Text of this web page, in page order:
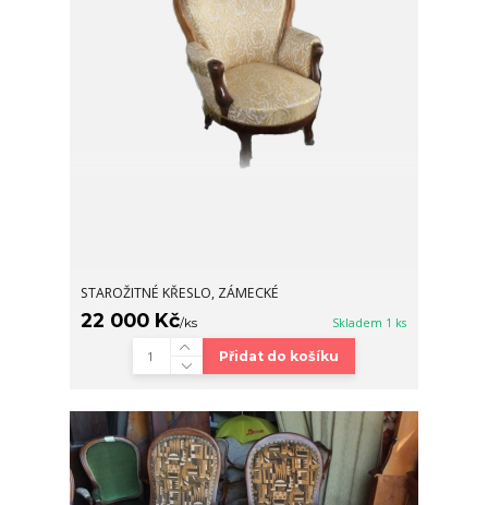
STAROŽITNÉ KŘESLO, ZÁMECKÉ
22 000 Kč/ks Skladem 1 ks
Přidat do košíku